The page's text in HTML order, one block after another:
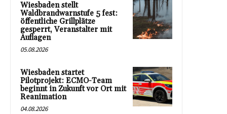
Wiesbaden stellt
Waldbrandwarnstufe 5 fest:
öffentliche Grillplätze
gesperrt, Veranstalter mit
Auflagen
05.08.2026
Wiesbaden startet
Pilotprojekt: ECMO-Team
beginnt in Zukunft vor Ort mit
Reanimation
04.08.2026